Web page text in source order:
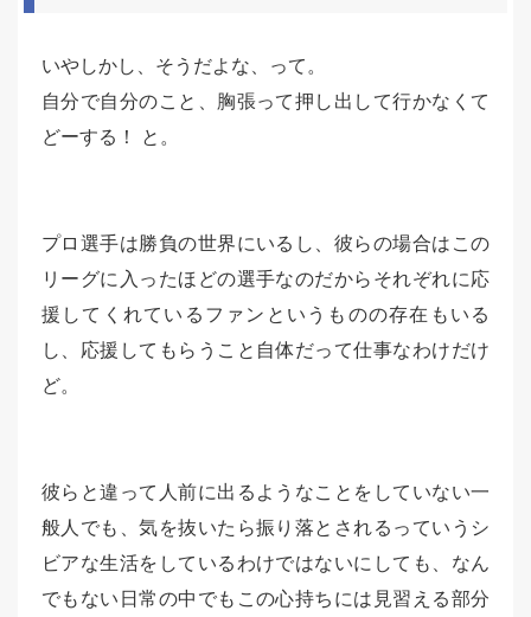
いやしかし、そうだよな、って。
自分で自分のこと、胸張って押し出して行かなくて
どーする！ と。
プロ選手は勝負の世界にいるし、彼らの場合はこの
リーグに入ったほどの選手なのだからそれぞれに応
援してくれているファンというものの存在もいる
し、応援してもらうこと自体だって仕事なわけだけ
ど。
彼らと違って人前に出るようなことをしていない一
般人でも、気を抜いたら振り落とされるっていうシ
ビアな生活をしているわけではないにしても、なん
でもない日常の中でもこの心持ちには見習える部分